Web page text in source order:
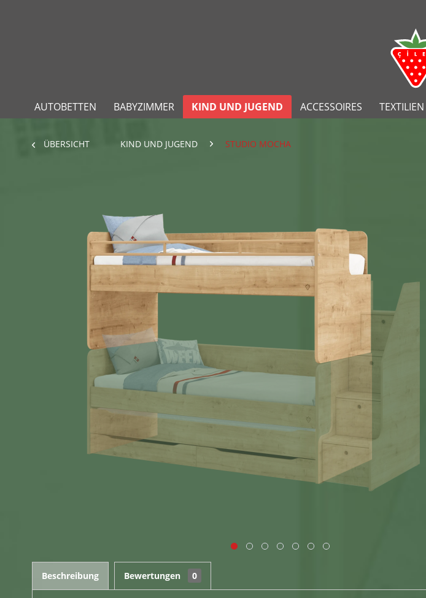
AUTOBETTEN BABYZIMMER KIND UND JUGEND ACCESSOIRES TEXTILIEN
ÜBERSICHT KIND UND JUGEND STUDIO MOCHA
Beschreibung Bewertungen 0